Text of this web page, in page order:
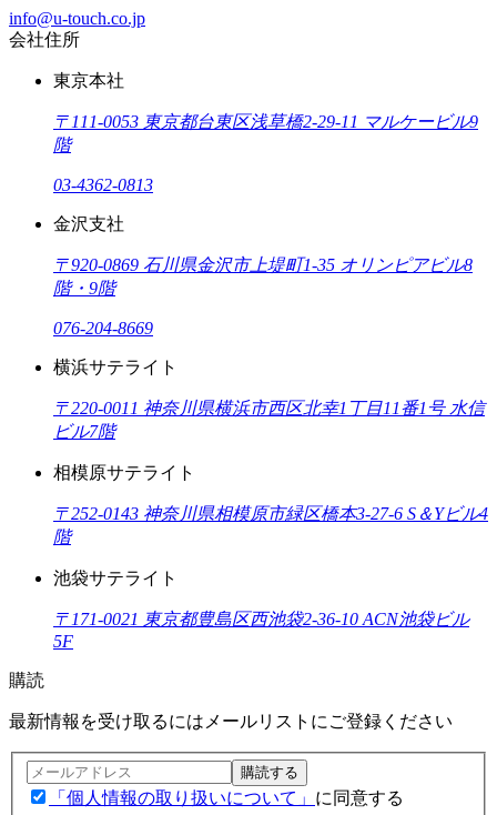
info@u-touch.co.jp
会社住所
東京本社
〒111-0053 東京都台東区浅草橋2-29-11 マルケービル9
階
03-4362-0813
金沢支社
〒920-0869 石川県金沢市上堤町1-35 オリンピアビル8
階・9階
076-204-8669
横浜サテライト
〒220-0011 神奈川県横浜市西区北幸1丁目11番1号 水信
ビル7階
相模原サテライト
〒252-0143 神奈川県相模原市緑区橋本3-27-6 S＆Yビル4
階
池袋サテライト
〒171-0021 東京都豊島区西池袋2-36-10 ACN池袋ビル
5F
購読
最新情報を受け取るにはメールリストにご登録ください
購読する
「個人情報の取り扱いについて」 に同意する